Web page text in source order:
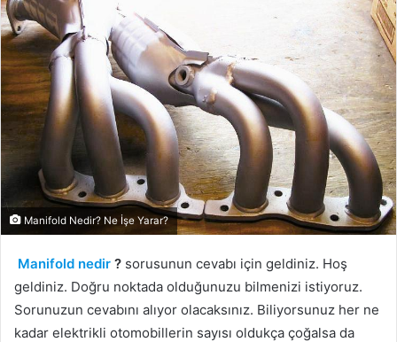
Manifold Nedir? Ne İşe Yarar?
Manifold nedir ? sorusunun cevabı için geldiniz. Hoş
geldiniz. Doğru noktada olduğunuzu bilmenizi istiyoruz.
Sorunuzun cevabını alıyor olacaksınız. Biliyorsunuz her ne
kadar elektrikli otomobillerin sayısı oldukça çoğalsa da